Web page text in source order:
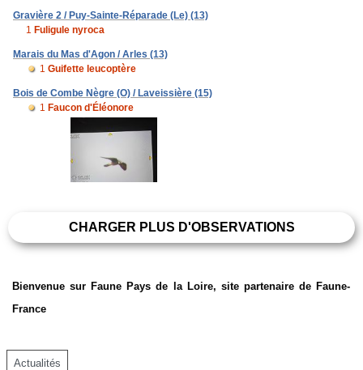
Gravière 2 / Puy-Sainte-Réparade (Le) (13)
1 Fuligule nyroca
Marais du Mas d'Agon / Arles (13)
1 Guifette leucoptère
Bois de Combe Nègre (O) / Laveissière (15)
1 Faucon d'Éléonore
CHARGER PLUS D'OBSERVATIONS
Bienvenue sur Faune Pays de la Loire, site partenaire de Faune-
France
Actualités